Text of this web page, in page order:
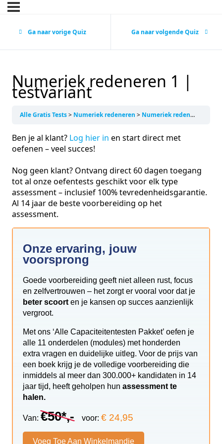
Ga naar vorige Quiz Ga naar volgende Quiz
Numeriek redeneren 1 |
testvariant
Alle Gratis Tests Numeriek redeneren Numeriek redeneren 1 | testvariant
Ben je al klant? Log hier in en start direct met
oefenen – veel succes!
Nog geen klant? Ontvang direct 60 dagen toegang
tot al onze oefentests geschikt voor elk type
assessment – inclusief 100% tevredenheidsgarantie.
Al 14 jaar de beste voorbereiding op het
assessment.
Onze ervaring, jouw
voorsprong
Goede voorbereiding geeft niet alleen rust, focus
en zelfvertrouwen – het zorgt er vooral voor dat je
beter scoort en je kansen op succes aanzienlijk
vergroot.
Met ons ‘Alle Capaciteitentesten Pakket’ oefen je
alle 11 onderdelen (modules) met honderden
extra vragen en duidelijke uitleg. Voor de prijs van
een boek krijg je de volledige voorbereiding die
inmiddels al meer dan 300.000+ kandidaten in 14
jaar tijd, heeft geholpen hun assessment te
halen.
Van: €50*,- voor: € 24,95
Voeg Toe Aan Winkelmandje